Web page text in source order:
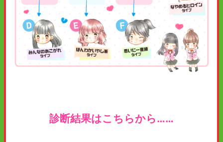
診断結果はこちらから……